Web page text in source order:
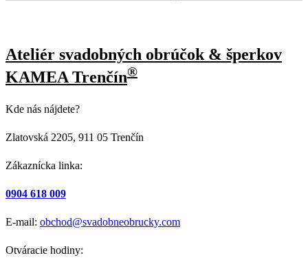
Ateliér svadobných obrúčok & šperkov
KAMEA Trenčín®
Kde nás nájdete?
Zlatovská 2205, 911 05 Trenčín
Zákaznícka linka:
0904 618 009
E-mail: obchod@svadobneobrucky.com
Otváracie hodiny: